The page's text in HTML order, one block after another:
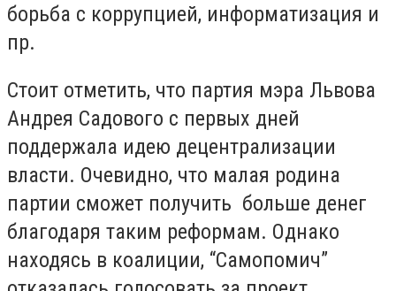
борьба с коррупцией, информатизация и
пр.
Стоит отметить, что партия мэра Львова
Андрея Садового с первых дней
поддержала идею децентрализации
власти. Очевидно, что малая родина
партии сможет получить больше денег
благодаря таким реформам. Однако
находясь в коалиции, “Самопомич”